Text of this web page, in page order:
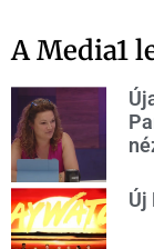
A Media1
Új